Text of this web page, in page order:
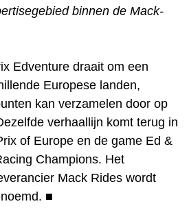
binnen de Mack-
Edventure draait om een
Europese landen,
kan verzamelen door op
verhaallijn komt terug in
of Europe en de game Ed &
Champions. Het
Mack Rides wordt
■